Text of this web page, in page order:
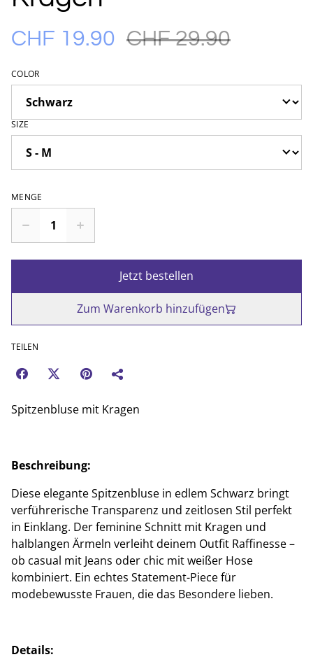
CHF 19.90 CHF 29.90
COLOR
SIZE
MENGE
Jetzt bestellen
Zum Warenkorb hinzufügen
TEILEN
Spitzenbluse mit Kragen
Beschreibung:
Diese elegante Spitzenbluse in edlem Schwarz bringt
verführerische Transparenz und zeitlosen Stil perfekt
in Einklang. Der feminine Schnitt mit Kragen und
halblangen Ärmeln verleiht deinem Outfit Raffinesse –
ob casual mit Jeans oder chic mit weißer Hose
kombiniert. Ein echtes Statement-Piece für
modebewusste Frauen, die das Besondere lieben.
Details: